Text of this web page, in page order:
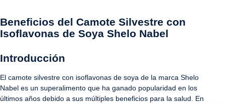
Beneficios del Camote Silvestre con
Isoflavonas de Soya Shelo Nabel
Introducción
El camote silvestre con isoflavonas de soya de la marca Shelo
Nabel es un superalimento que ha ganado popularidad en los
últimos años debido a sus múltiples beneficios para la salud. En